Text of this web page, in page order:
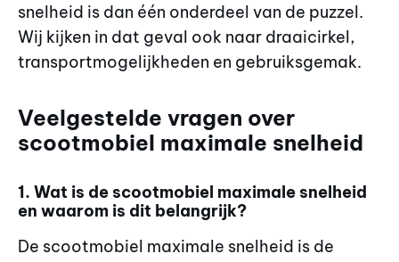
snelheid is dan één onderdeel van de puzzel.
Wij kijken in dat geval ook naar draaicirkel,
transportmogelijkheden en gebruiksgemak.
Veelgestelde vragen over
scootmobiel maximale snelheid
1. Wat is de scootmobiel maximale snelheid
en waarom is dit belangrijk?
De scootmobiel maximale snelheid is de